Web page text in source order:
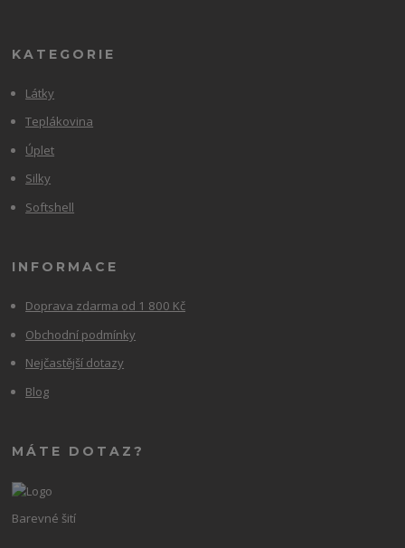
KATEGORIE
Látky
Teplákovina
Úplet
Silky
Softshell
INFORMACE
Doprava zdarma od 1 800 Kč
Obchodní podmínky
Nejčastější dotazy
Blog
MÁTE DOTAZ?
Barevné šití